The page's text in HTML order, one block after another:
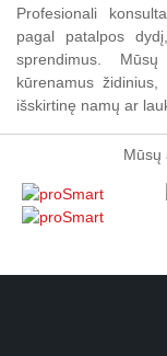
Profesionali
pagal patalpos
sprendimus.
kūrenamus
išskirtinę namų ar
Mūsų